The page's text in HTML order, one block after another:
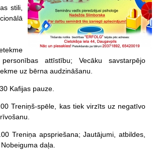
stili,
attīstību; Vecāku savstarpējo
uz bērna audzināšanu.
Kafijas pauze.
Treniņš-spēle, kas tiek virzīts uz negatīvo
Treniņa apspriešana; Jautājumi, atbildes,
daļa.